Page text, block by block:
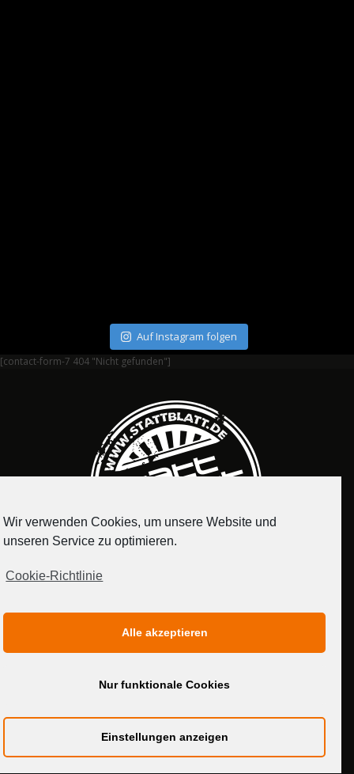
Auf Instagram folgen
[contact-form-7 404 "Nicht gefunden"]
MEDIADATEN
Wir verwenden Cookies, um unsere Website und
unseren Service zu optimieren.
Cookie-Richtlinie
Alle akzeptieren
Nur funktionale Cookies
Einstellungen anzeigen